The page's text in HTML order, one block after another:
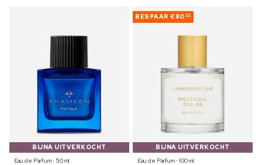
BIJNA UITVERKOCHT
Eau de Parfum ⋅ 50 ml
BESPAAR €80 98
BIJNA UITVERKOCHT
Eau de Parfum ⋅ 100 ml